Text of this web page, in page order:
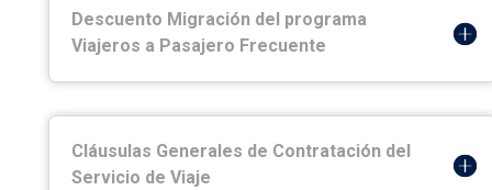
Descuento Migración del programa
Viajeros a Pasajero Frecuente
Cláusulas Generales de Contratación del
Servicio de Viaje